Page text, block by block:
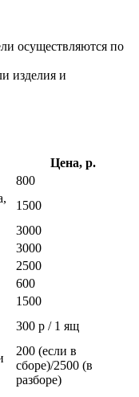
осуществляются по
изделия и
Цена, р.
800
1500
3000
3000
2500
600
1500
300 р / 1 ящ
200 (если в
сборе)/2500 (в
разборе)